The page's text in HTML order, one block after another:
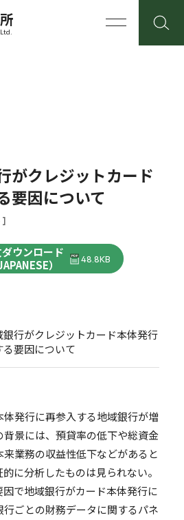
がクレジットカード
要因について
]
ウンロード
）
48.8KB
銀行がクレジットカード本体発行
る要因について
体発行に再参入する地域銀行が増
景には、預貸率の低下や総資金
業務の収益性低下などがあると
に分析したものは見られない。
で地域銀行がカード本体発行に
ごとの財務データに関するパネ